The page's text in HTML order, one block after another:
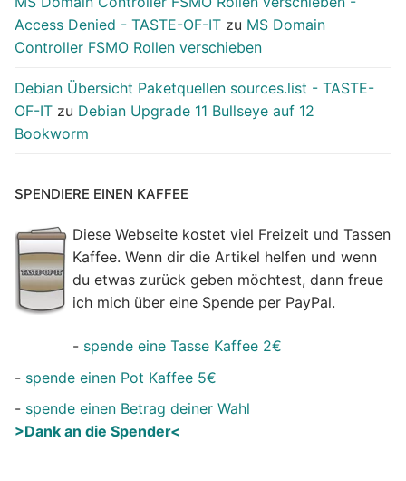
Access Denied - TASTE-OF-IT zu MS Domain
Controller FSMO Rollen verschieben
Debian Übersicht Paketquellen sources.list - TASTE-
OF-IT zu Debian Upgrade 11 Bullseye auf 12
Bookworm
SPENDIERE EINEN KAFFEE
Diese Webseite kostet viel Freizeit und Tassen
Kaffee. Wenn dir die Artikel helfen und wenn
du etwas zurück geben möchtest, dann freue
ich mich über eine Spende per PayPal.
- spende eine Tasse Kaffee 2€
- spende einen Pot Kaffee 5€
- spende einen Betrag deiner Wahl
>Dank an die Spender<